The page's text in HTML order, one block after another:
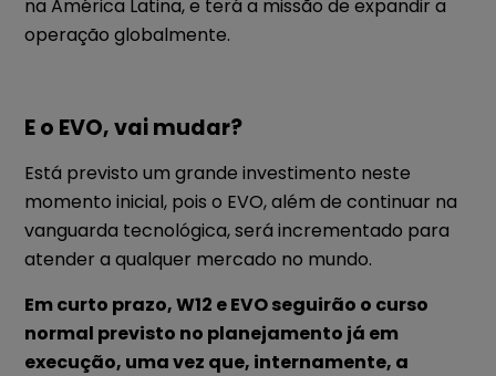
na América Latina, e terá a missão de expandir a
operação globalmente.
E o EVO, vai mudar?
Está previsto um grande investimento neste
momento inicial, pois o EVO, além de continuar na
vanguarda tecnológica, será incrementado para
atender a qualquer mercado no mundo.
Em curto prazo, W12 e EVO seguirão o curso
normal previsto no planejamento já em
execução, uma vez que, internamente, a